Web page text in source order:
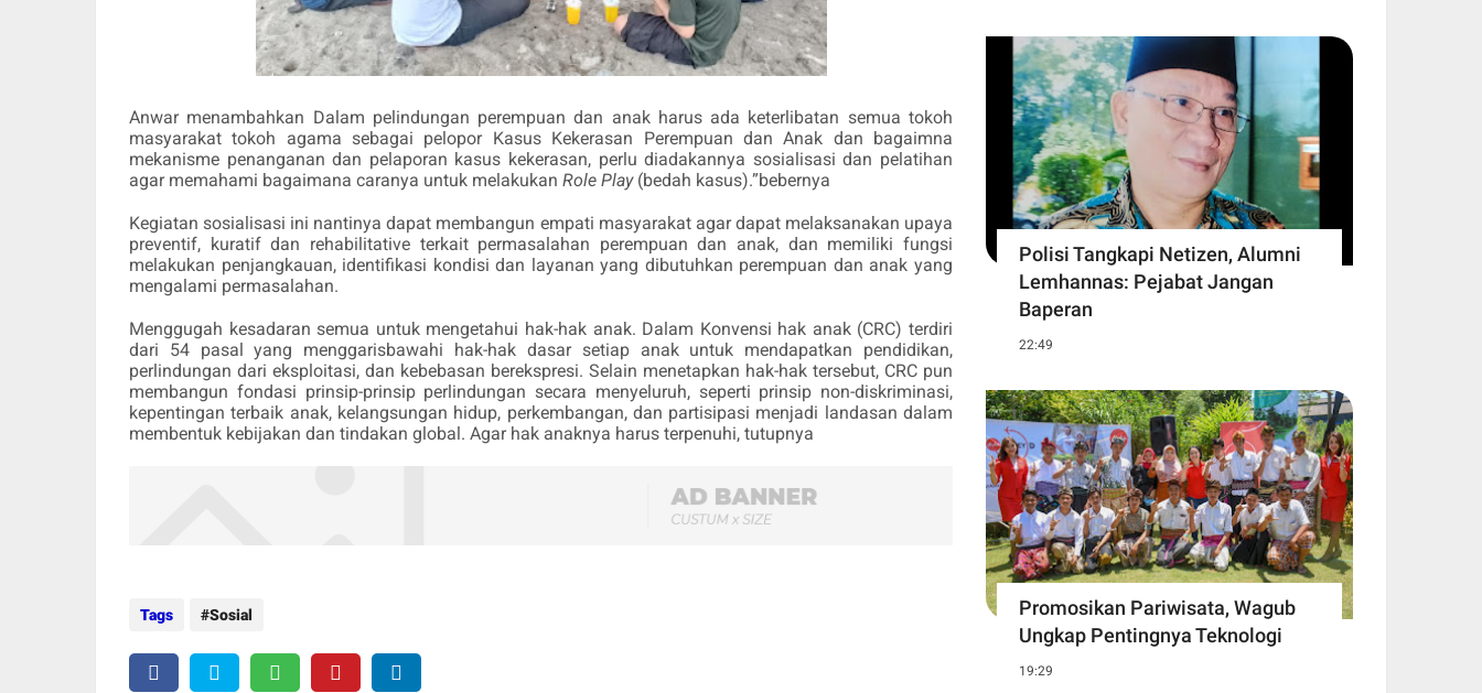
Anwar menambahkan Dalam pelindungan perempuan dan anak harus ada keterlibatan semua tokoh
masyarakat tokoh agama sebagai pelopor Kasus Kekerasan Perempuan dan Anak dan bagaimna
mekanisme penanganan dan pelaporan kasus kekerasan, perlu diadakannya sosialisasi dan pelatihan
agar memahami bagaimana caranya untuk melakukan Role Play(bedah kasus).”bebernya
Kegiatan sosialisasi ini nantinya dapat membangun empati masyarakat agar dapat melaksanakan upaya
preventif, kuratif dan rehabilitative terkait permasalahan perempuan dan anak, dan memiliki fungsi
melakukan penjangkauan, identifikasi kondisi dan layanan yang dibutuhkan perempuan dan anak yang
mengalami permasalahan.
Menggugah kesadaran semua untuk mengetahui hak-hak anak. Dalam Konvensi hak anak (CRC) terdiri
dari 54 pasal yang menggarisbawahi hak-hak dasar setiap anak untuk mendapatkan pendidikan,
perlindungan dari eksploitasi, dan kebebasan berekspresi. Selain menetapkan hak-hak tersebut, CRC pun
membangun fondasi prinsip-prinsip perlindungan secara menyeluruh, seperti prinsip non-diskriminasi,
kepentingan terbaik anak, kelangsungan hidup, perkembangan, dan partisipasi menjadi landasan dalam
membentuk kebijakan dan tindakan global. Agar hak anaknya harus terpenuhi, tutupnya
Tags Sosial
Polisi Tangkapi Netizen, Alumni
Lemhannas: Pejabat Jangan
Baperan
22:49
Promosikan Pariwisata, Wagub
Ungkap Pentingnya Teknologi
19:29